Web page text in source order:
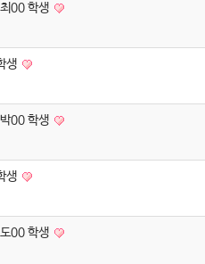
00 학생
생
00 학생
생
00 학생